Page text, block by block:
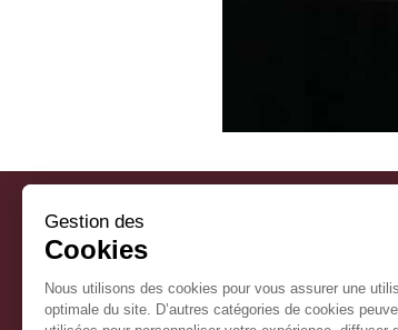
La Mairie
Gestion des
Cookies
Nous utilisons des cookies pour vous assurer une
optimale du site. D’autres catégories de cookies